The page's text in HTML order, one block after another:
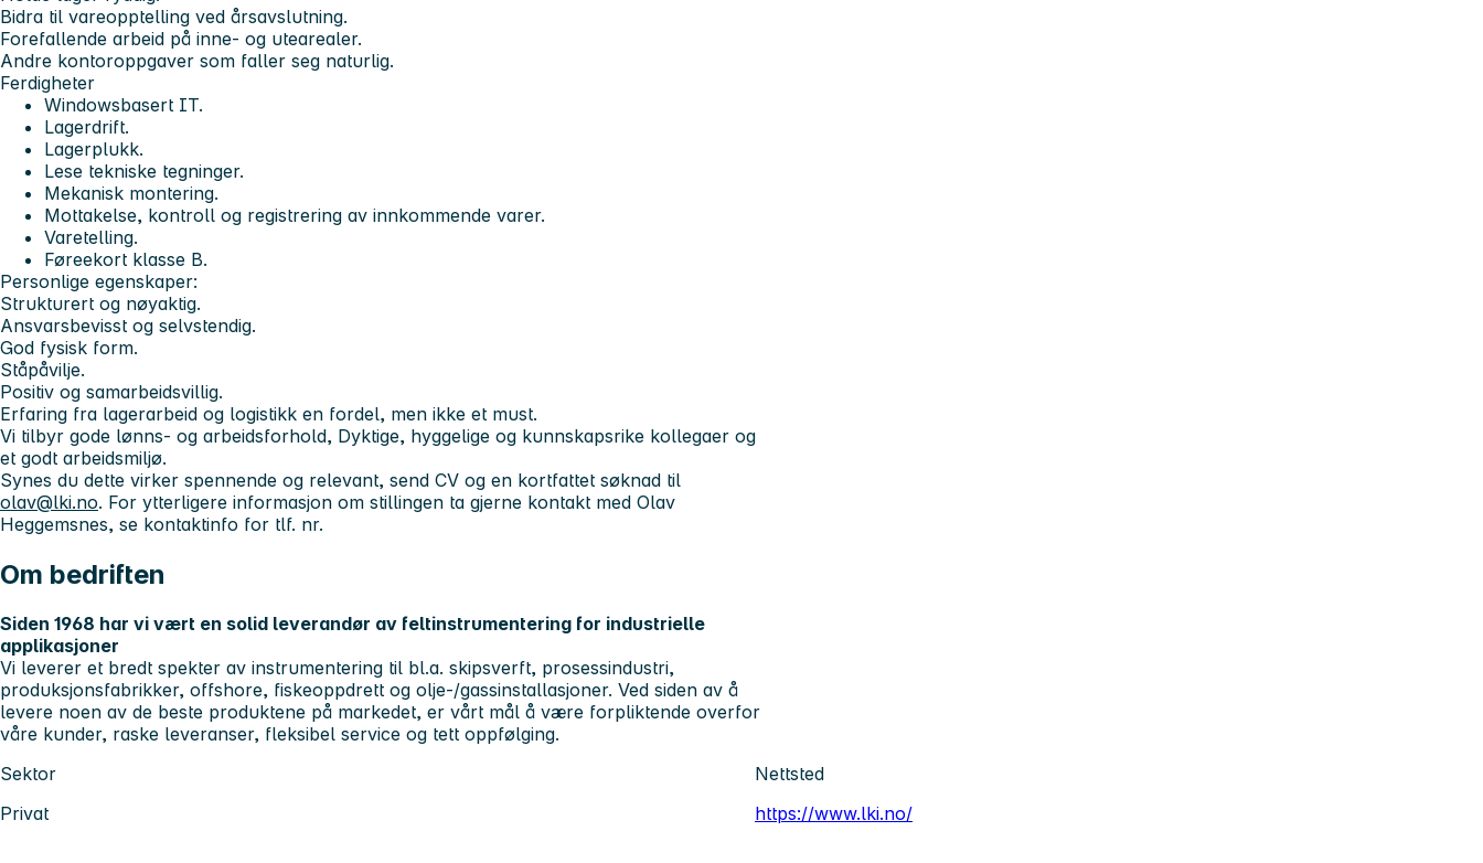
Bidra til vareopptelling ved årsavslutning.
Forefallende arbeid på inne- og utearealer.
Andre kontoroppgaver som faller seg naturlig.
Ferdigheter
Windowsbasert IT.
Lagerdrift.
Lagerplukk.
Lese tekniske tegninger.
Mekanisk montering.
Mottakelse, kontroll og registrering av innkommende varer.
Varetelling.
Føreekort klasse B.
Personlige egenskaper:
Strukturert og nøyaktig.
Ansvarsbevisst og selvstendig.
God fysisk form.
Ståpåvilje.
Positiv og samarbeidsvillig.
Erfaring fra lagerarbeid og logistikk en fordel, men ikke et must.
Vi tilbyr gode lønns- og arbeidsforhold, Dyktige, hyggelige og kunnskapsrike kollegaer og
et godt arbeidsmiljø.
Synes du dette virker spennende og relevant, send CV og en kortfattet søknad til
olav@lki.no. For ytterligere informasjon om stillingen ta gjerne kontakt med Olav
Heggemsnes, se kontaktinfo for tlf. nr.
Om bedriften
Siden 1968 har vi vært en solid leverandør av feltinstrumentering for industrielle
applikasjoner
Vi leverer et bredt spekter av instrumentering til bl.a. skipsverft, prosessindustri,
produksjonsfabrikker, offshore, fiskeoppdrett og olje-/gassinstallasjoner. Ved siden av å
levere noen av de beste produktene på markedet, er vårt mål å være forpliktende overfor
våre kunder, raske leveranser, fleksibel service og tett oppfølging.
Sektor
Privat
Nettsted
https://www.lki.no/